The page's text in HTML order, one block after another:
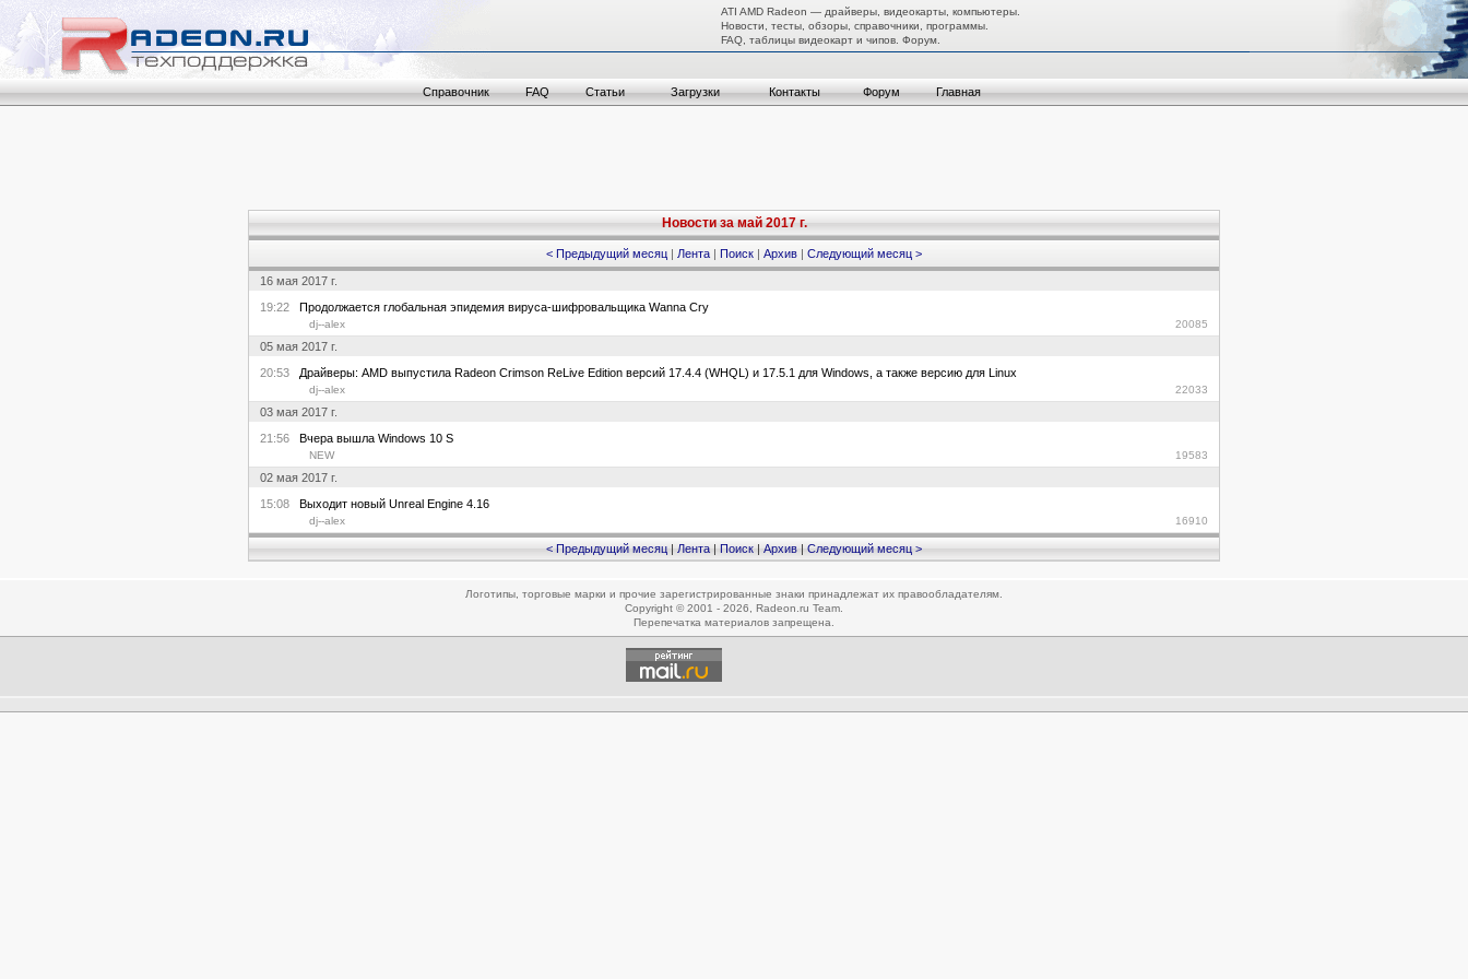
ATI AMD Radeon — драйверы, видеокарты, компьютеры.
Новости, тесты, обзоры, справочники, программы.
FAQ, таблицы видеокарт и чипов. Форум.
Справочник FAQ Статьи Загрузки Контакты Форум Главная
Новости за май 2017 г.
< Предыдущий месяц | Лента | Поиск | Архив | Следующий месяц >
16 мая 2017 г.
19:22 Продолжается глобальная эпидемия вируса-шифровальщика Wanna Cry
20085
dj--alex
05 мая 2017 г.
20:53 Драйверы: AMD выпустила Radeon Crimson ReLive Edition версий 17.4.4 (WHQL) и 17.5.1 для Windows, а также версию для Linux
22033
dj--alex
03 мая 2017 г.
21:56 Вчера вышла Windows 10 S
19583
NEW
02 мая 2017 г.
15:08 Выходит новый Unreal Engine 4.16
16910
dj--alex
< Предыдущий месяц|Лента|Поиск|Архив|Следующий месяц >
Логотипы, торговые марки и прочие зарегистрированные знаки принадлежат их правообладателям.
Copyright © 2001 - 2026, Radeon.ru Team.
Перепечатка материалов запрещена.